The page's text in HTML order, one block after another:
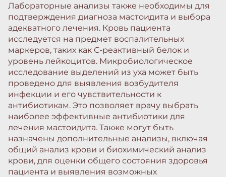
Лабораторные анализы также необходимы для
подтверждения диагноза мастоидита и выбора
адекватного лечения. Кровь пациента
исследуется на предмет воспалительных
маркеров, таких как С-реактивный белок и
уровень лейкоцитов. Микробиологическое
исследование выделений из уха может быть
проведено для выявления возбудителя
инфекции и его чувствительности к
антибиотикам. Это позволяет врачу выбрать
наиболее эффективные антибиотики для
лечения мастоидита. Также могут быть
назначены дополнительные анализы, включая
общий анализ крови и биохимический анализ
крови, для оценки общего состояния здоровья
пациента и выявления возможных